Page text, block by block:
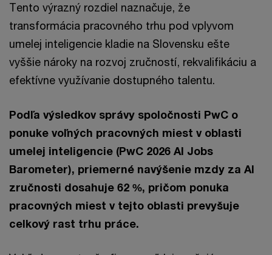
Tento výrazný rozdiel naznačuje, že
transformácia pracovného trhu pod vplyvom
umelej inteligencie kladie na Slovensku ešte
vyššie nároky na rozvoj zručností, rekvalifikáciu a
efektívne využívanie dostupného talentu.
Podľa výsledkov správy spoločnosti PwC o
ponuke voľných pracovných miest v oblasti
umelej inteligencie (PwC 2026 AI Jobs
Barometer), priemerné navýšenie mzdy za AI
zručnosti dosahuje 62 %, pričom ponuka
pracovných miest v tejto oblasti prevyšuje
celkový rast trhu práce.